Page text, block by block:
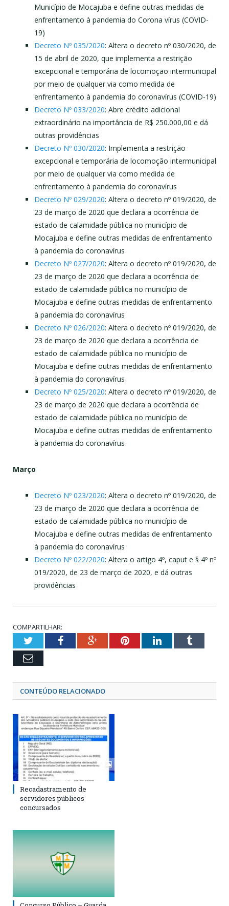
Município de Mocajuba e define outras medidas de
enfrentamento à pandemia do Corona vírus (COVID-
19)
Decreto Nº 035/2020: Altera o decreto nº 030/2020, de
15 de abril de 2020, que implementa a restrição
excepcional e temporária de locomoção intermunicipal
por meio de qualquer via como medida de
enfrentamento à pandemia do coronavírus (COVID-19)
Decreto Nº 033/2020: Abre crédito adicional
extraordinário na importância de R$ 250.000,00 e dá
outras providências
Decreto Nº 030/2020: Implementa a restrição
excepcional e temporária de locomoção intermunicipal
por meio de qualquer via como medida de
enfrentamento à pandemia do coronavírus
Decreto Nº 029/2020: Altera o decreto nº 019/2020, de
23 de março de 2020 que declara a ocorrência de
estado de calamidade pública no município de
Mocajuba e define outras medidas de enfrentamento
à pandemia do coronavírus
Decreto Nº 027/2020: Altera o decreto nº 019/2020, de
23 de março de 2020 que declara a ocorrência de
estado de calamidade pública no município de
Mocajuba e define outras medidas de enfrentamento
à pandemia do coronavírus
Decreto Nº 026/2020: Altera o decreto nº 019/2020, de
23 de março de 2020 que declara a ocorrência de
estado de calamidade pública no município de
Mocajuba e define outras medidas de enfrentamento
à pandemia do coronavírus
Decreto Nº 025/2020: Altera o decreto nº 019/2020, de
23 de março de 2020 que declara a ocorrência de
estado de calamidade pública no município de
Mocajuba e define outras medidas de enfrentamento
à pandemia do coronavírus
Março
Decreto Nº 023/2020: Altera o decreto nº 019/2020, de
23 de março de 2020 que declara a ocorrência de
estado de calamidade pública no município de
Mocajuba e define outras medidas de enfrentamento
à pandemia do coronavírus
Decreto Nº 022/2020: Altera o artigo 4º, caput e § 4º nº
019/2020, de 23 de março de 2020, e dá outras
providências
COMPARTILHAR:
TwitterFacebookGoogle+PinterestLinkedInTumblr
Email
CONTEÚDO RELACIONADO
Recadastramento de
servidores públicos
concursados